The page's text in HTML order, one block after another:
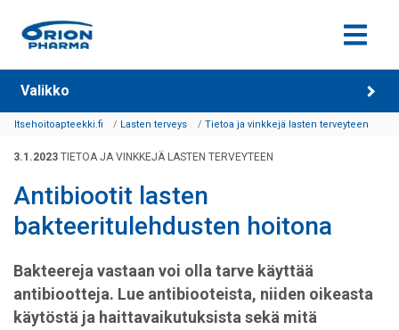
Siirry sisältöön
Valikko
Itsehoitoapteekki.fi Lasten terveys Tietoa ja vinkkejä lasten terveyteen
3.1.2023 TIETOA JA VINKKEJÄ LASTEN TERVEYTEEN
Antibiootit lasten
bakteeritulehdusten hoitona
Bakteereja vastaan voi olla tarve käyttää
antibiootteja. Lue antibiooteista, niiden oikeasta
käytöstä ja haittavaikutuksista sekä mitä